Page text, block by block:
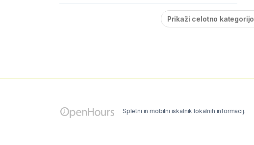
Prikaži celotno kategorijo
Spletni in mobilni iskalnik lokalnih informacij.